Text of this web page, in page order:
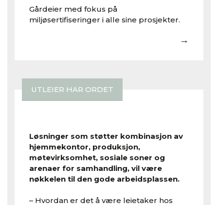
Gårdeier med fokus på
miljøsertifiseringer i alle sine prosjekter.
→
UTLEIER HAR ORDET
Løsninger som støtter kombinasjon av
hjemmekontor, produksjon,
møtevirksomhet, sosiale soner og
arenaer for samhandling, vil være
nøkkelen til den gode arbeidsplassen.
– Hvordan er det å være leietaker hos